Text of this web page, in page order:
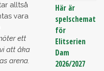
alltså
vara
ett
att åka
arena.
Här är
spelschemat
för
Elitserien
Dam
2026/2027